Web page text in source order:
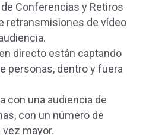
Conferencias y Retiros
retransmisiones de vídeo
directo están captando
personas, dentro y fuera
con una audiencia de
con un número de
mayor.